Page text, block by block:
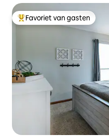
Topfavoriet van gasten
Favoriet van gasten